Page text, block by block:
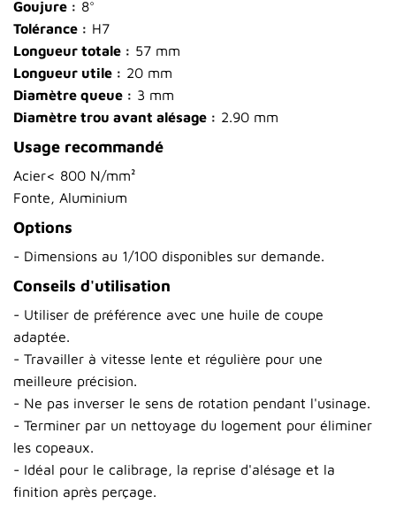
Goujure : 8°
Tolérance : H7
Longueur totale : 57 mm
Longueur utile : 20 mm
Diamètre queue : 3 mm
Diamètre trou avant alésage : 2.90 mm
Usage recommandé
Acier< 800 N/mm²
Fonte, Aluminium
Options
- Dimensions au 1/100 disponibles sur demande.
Conseils d'utilisation
- Utiliser de préférence avec une huile de coupe
adaptée.
- Travailler à vitesse lente et régulière pour une
meilleure précision.
- Ne pas inverser le sens de rotation pendant l'usinage.
- Terminer par un nettoyage du logement pour éliminer
les copeaux.
- Idéal pour le calibrage, la reprise d'alésage et la
finition après perçage.